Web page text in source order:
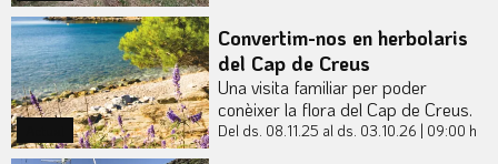
Convertim-nos en herbolaris
del Cap de Creus
Una visita familiar per poder
conèixer la flora del Cap de Creus.
Del ds. 08.11.25 al ds. 03.10.26 | 09:00 h